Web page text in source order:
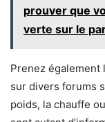
prouver que
verte sur le
Prenez également
sur divers forums
poids, la chauffe